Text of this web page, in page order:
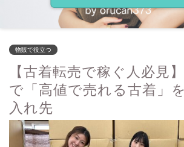
物販で役立つ
【古着転売で稼ぐ人必見
で「高値で売れる古着」
入れ先